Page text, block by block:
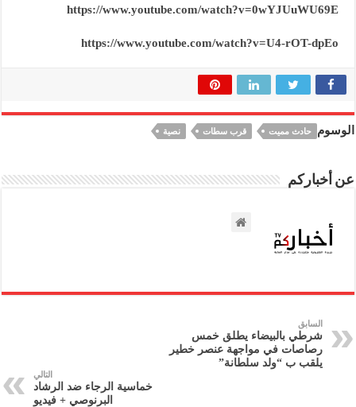
https://www.youtube.com/watch?v=0wYJUuWU69E
https://www.youtube.com/watch?v=U4-rOT-dpEo
الوسوم حادث مميت قرب سطات نصية
عن أخباركم
السابق
شرطي بالبيضاء يطلق خمس
رصاصات في مواجهة عنصر خطير
يلقب ب “ولد سلطانة”
التالي
خماسية الرجاء ضد الرشاد
البرنوصي + فيديو